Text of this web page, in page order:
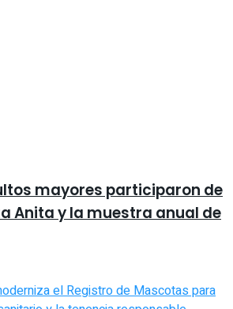
mayores participaron de
Anita y la muestra anual de